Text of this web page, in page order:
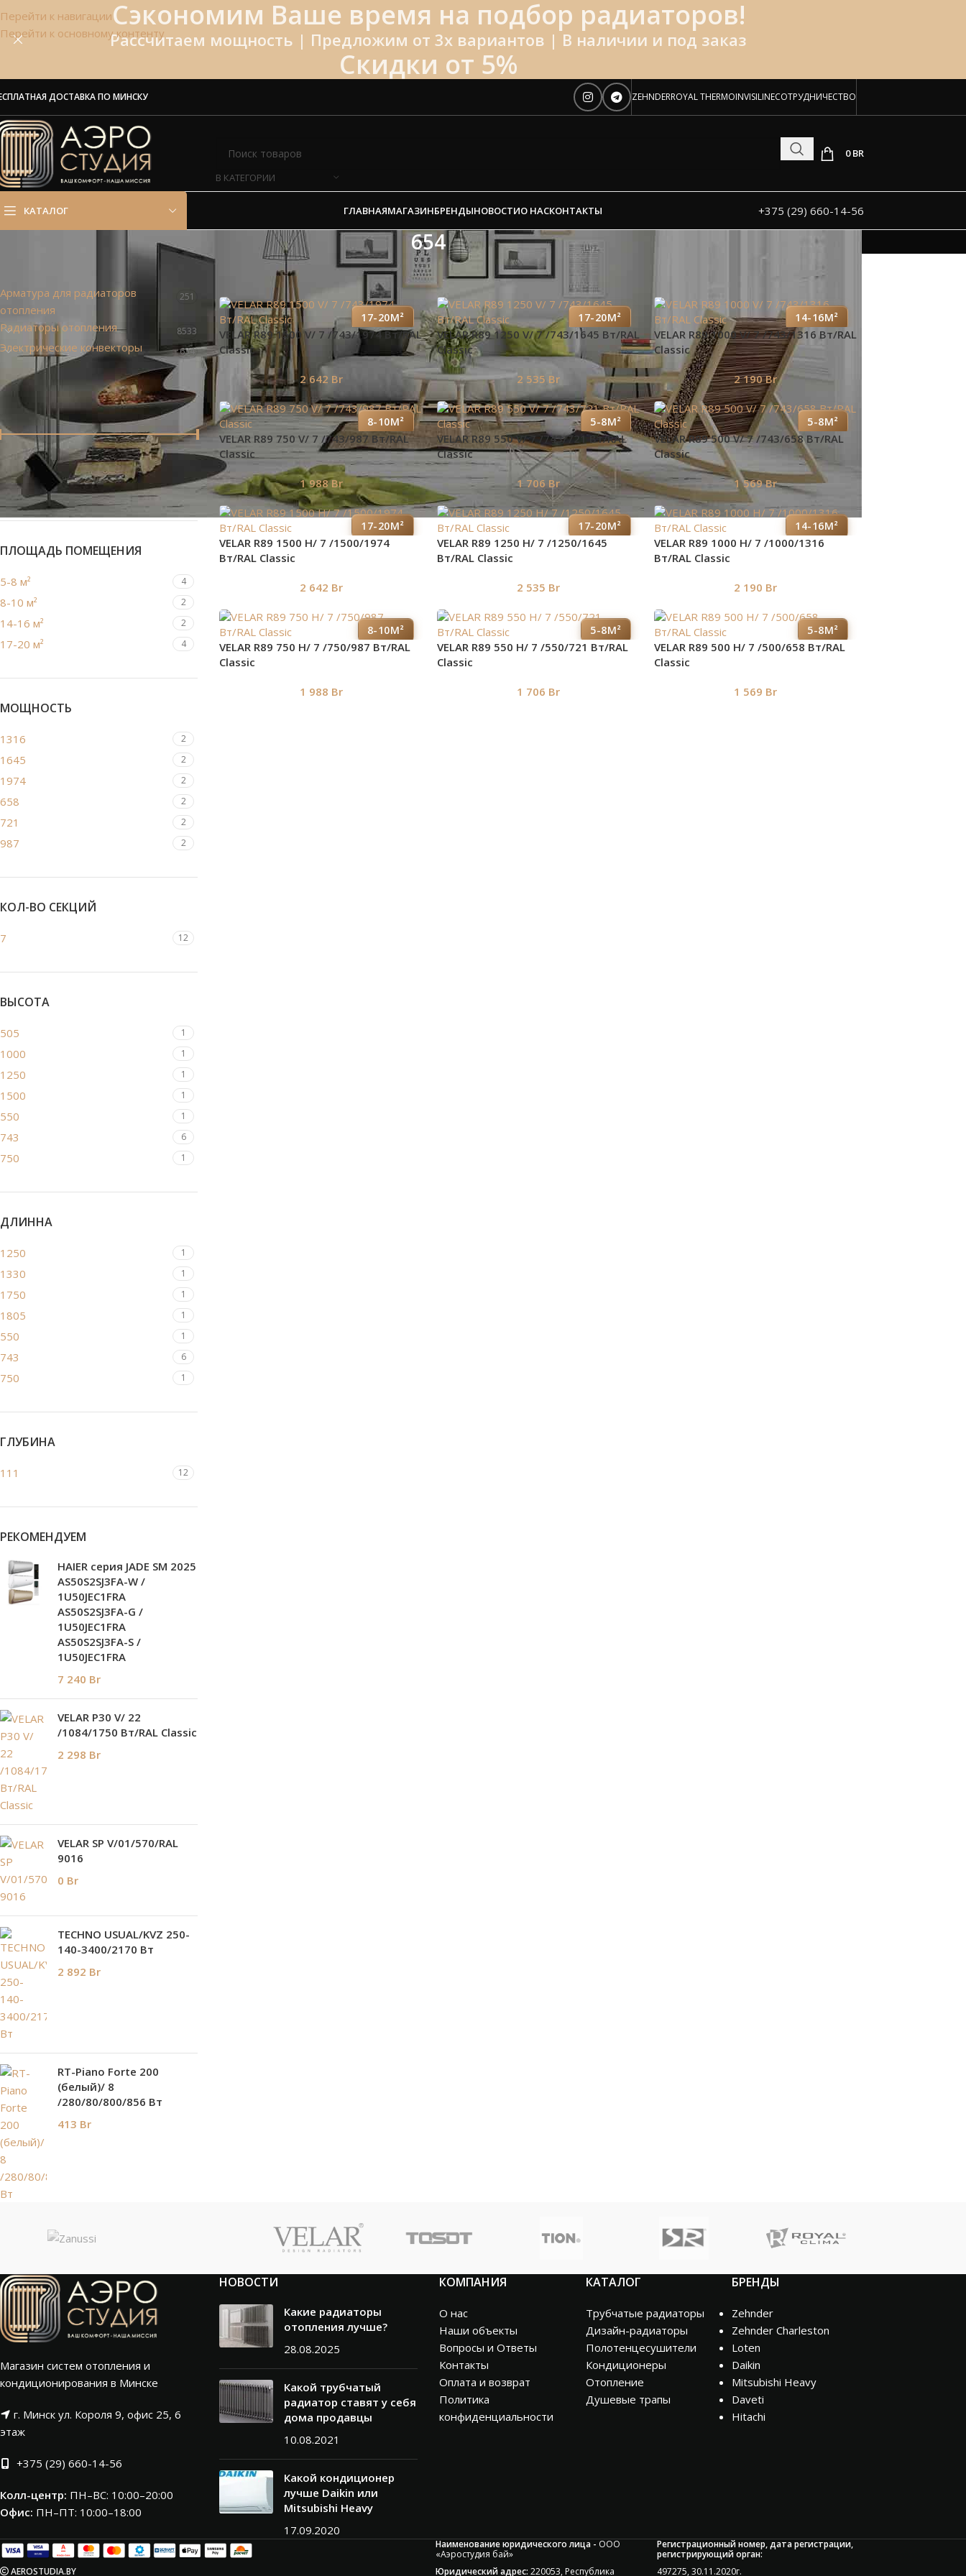
Перейти к навигации
Перейти к основному контенту
Сэкономим Ваше время на подбор радиаторов!
Рассчитаем мощность | Предложим от 3х вариантов | В наличии и под заказ
Скидки от 5%
ДОСТАВКА ПО МИНСКУ ZEHNDERROYAL THERMOINVISILINEСОТРУДНИЧЕСТВО
В КАТЕГОРИИ
0BR
КАТАЛОГ ГЛАВНАЯМАГАЗИНБРЕНДЫНОВОСТИО НАСКОНТАКТЫ +375 (29) 660-14-56
654
Арматура для радиаторов
отопления
251
Радиаторы отопления 8533
Электрические конвекторы 634
ПО ЦЕНЕ
ФИЛЬТРАЦИЯ
Цена: 1 560 Br—2 650 Br
ПЛОЩАДЬ ПОМЕЩЕНИЯ
5-8 м² 4
8-10 м² 2
14-16 м² 2
17-20 м² 4
МОЩНОСТЬ
1316 2
1645 2
1974 2
658 2
721 2
987 2
КОЛ-ВО СЕКЦИЙ
7 12
ВЫСОТА
505 1
1000 1
1250 1
1500 1
550 1
743 6
750 1
ДЛИННА
1250 1
1330 1
1750 1
1805 1
550 1
743 6
750 1
ГЛУБИНА
111 12
РЕКОМЕНДУЕМ
HAIER серия JADE SM 2025
AS50S2SJ3FA-W /
1U50JEC1FRA
AS50S2SJ3FA-G /
1U50JEC1FRA
AS50S2SJ3FA-S /
1U50JEC1FRA
7 240 Br
VELAR P30 V/ 22
/1084/1750 Вт/RAL Classic
2 298 Br
VELAR SP V/01/570/RAL
9016
0 Br
TECHNO USUAL/KVZ 250-
140-3400/2170 Вт
2 892 Br
RT-Piano Forte 200
(белый)/ 8
/280/80/800/856 Вт
413 Br
»654
17-20М²
VELAR R89 1500 V/ 7 /743/1974 Вт/RAL
Classic
2 642 Br
17-20М²
VELAR R89 1250 V/ 7 /743/1645 Вт/RAL
Classic
2 535 Br
14-16М²
VELAR R89 1000 V/ 7 /743/1316 Вт/RAL
Classic
2 190Br
8-10М²
VELAR R89 750 V/ 7 /743/987 Вт/RAL
Classic
1 988Br
5-8М²
VELAR R89 550 V/ 7 /743/721 Вт/RAL
Classic
1 706 Br
5-8М²
VELAR R89 500 V/ 7 /743/658 Вт/RAL
Classic
1 569Br
17-20М²
VELAR R89 1500 H/ 7 /1500/1974
Вт/RAL Classic
2 642 Br
17-20М²
VELAR R89 1250 H/ 7 /1250/1645
Вт/RAL Classic
2 535 Br
14-16М²
VELAR R89 1000 H/ 7 /1000/1316
Вт/RAL Classic
2 190 Br
8-10М²
VELAR R89 750 H/ 7 /750/987 Вт/RAL
Classic
1 988 Br
5-8М²
VELAR R89 550 H/ 7 /550/721 Вт/RAL
Classic
1 706 Br
5-8М²
VELAR R89 500 H/ 7 /500/658 Вт/RAL
Classic
1 569 Br
Магазин систем отопления и
кондиционирования в Минске
г. Минск ул. Короля 9, офис 25, 6
этаж
+375 (29) 660-14-56
Колл-центр: ПН–ВС: 10:00–20:00​
Офис: ПН–ПТ: 10:00–18:00
НОВОСТИ
Какие радиаторы
отопления лучше?
28.08.2025
Какой трубчатый
радиатор ставят у себя
дома продавцы
10.08.2021
Какой кондиционер
лучше Daikin или
Mitsubishi Heavy
17.09.2020
КОМПАНИЯ
О нас
Наши объекты
Вопросы и Ответы
Контакты
Оплата и возврат
Политика
конфиденциальности
КАТАЛОГ
Трубчатые радиаторы
Дизайн-радиаторы
Полотенцесушители
Кондиционеры
Отопление
Душевые трапы
БРЕНДЫ
Zehnder
Zehnder Charleston
Loten
Daikin
Mitsubishi Heavy
Daveti
Hitachi
AEROSTUDIA.BY
Наименование юридического лица - ООО
«Аэростудия бай»
Юридический адрес: 220053, Республика
Регистрационный номер, дата регистрации,
регистрирующий орган:
497275, 30.11.2020г.